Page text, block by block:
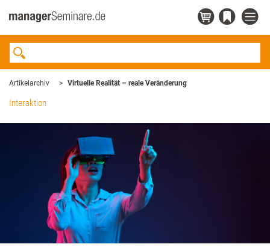
Artikelarchiv Virtuelle Realität – reale Veränderung
Interaktion